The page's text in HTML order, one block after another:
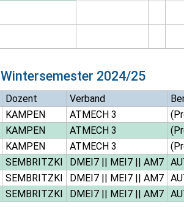
Wintersemester 2024/25
Dozent Verband
KAMPEN ATMECH 3
KAMPEN ATMECH 3
KAMPEN ATMECH 3
SEMBRITZKI DMEI7|| MEI7|| AM7
SEMBRITZKI DMEI7|| MEI7|| AM7
SEMBRITZKI DMEI7|| MEI7|| AM7